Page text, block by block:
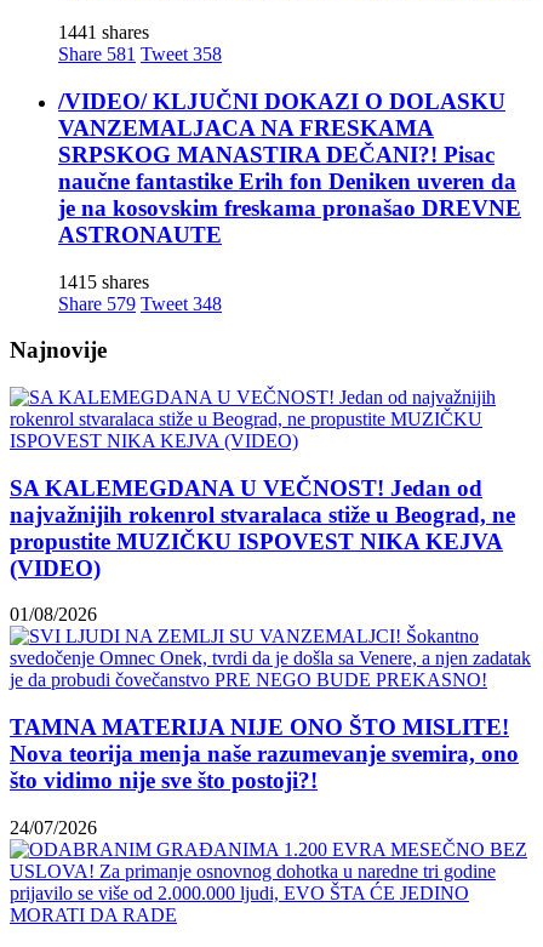
1441 shares
Share 581 Tweet 358
/VIDEO/ KLJUČNI DOKAZI O DOLASKU
VANZEMALJACA NA FRESKAMA
SRPSKOG MANASTIRA DEČANI?! Pisac
naučne fantastike Erih fon Deniken uveren da
je na kosovskim freskama pronašao DREVNE
ASTRONAUTE
1415 shares
Share 579 Tweet 348
Najnovije
SA KALEMEGDANA U VEČNOST! Jedan od
najvažnijih rokenrol stvaralaca stiže u Beograd, ne
propustite MUZIČKU ISPOVEST NIKA KEJVA
(VIDEO)
01/08/2026
TAMNA MATERIJA NIJE ONO ŠTO MISLITE!
Nova teorija menja naše razumevanje svemira, ono
što vidimo nije sve što postoji?!
24/07/2026